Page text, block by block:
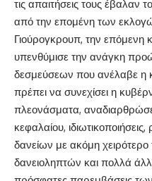
τις απαιτήσεις τους έβαλαν
από την επομένη των
Γιούρογκρουπ, την επόμενη
υπενθύμισε την ανάγκη
δεσμεύσεων που ανέλαβε η
πρέπει να συνεχίσει η
πλεονάσματα,
κεφαλαίου,
δανείων με ακόμη
δανειοληπτών και πολλά